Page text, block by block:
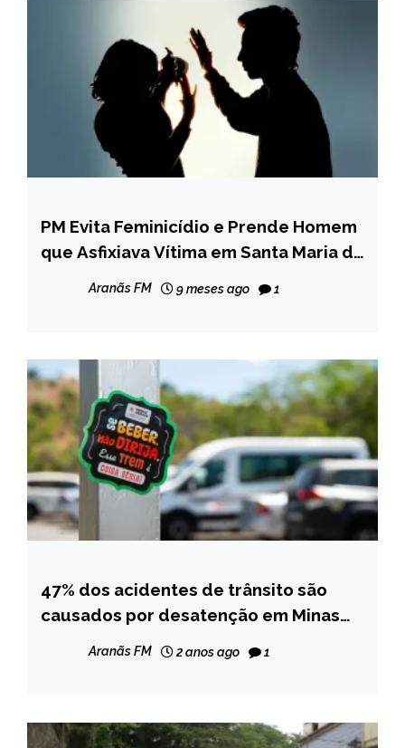
MINAS
GERAIS
NOTÍCIAS
PM Evita Feminicídio e Prende Homem
que Asfixiava Vítima em Santa Maria do
Aranãs FM 9 meses ago 1
MINAS
GERAIS
NOTÍCIAS
47% dos acidentes de trânsito são
causados por desatenção em Minas
Aranãs FM 2 anos ago 1